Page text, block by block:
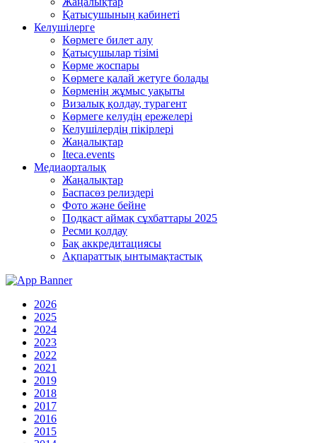
Қатысушының кабинеті
Келушілерге
Көрмеге билет алу
Қатысушылар тізімі
Көрме жоспары
Kөрмеге қалай жетуге болады
Көрменің жұмыс уақыты
Визалық қолдау, турагент
Көрмеге келудің ережелері
Келушілердің пікірлері
Жаңалықтар
Iteca.events
Медиаорталық
Жаңалықтар
Баспасөз релиздері
Фото және бейне
Подкаст аймақ сұхбаттары 2025
Ресми қолдау
Бақ аккредитациясы
Ақпараттық ынтымақтастық
2026
2025
2024
2023
2022
2021
2019
2018
2017
2016
2015